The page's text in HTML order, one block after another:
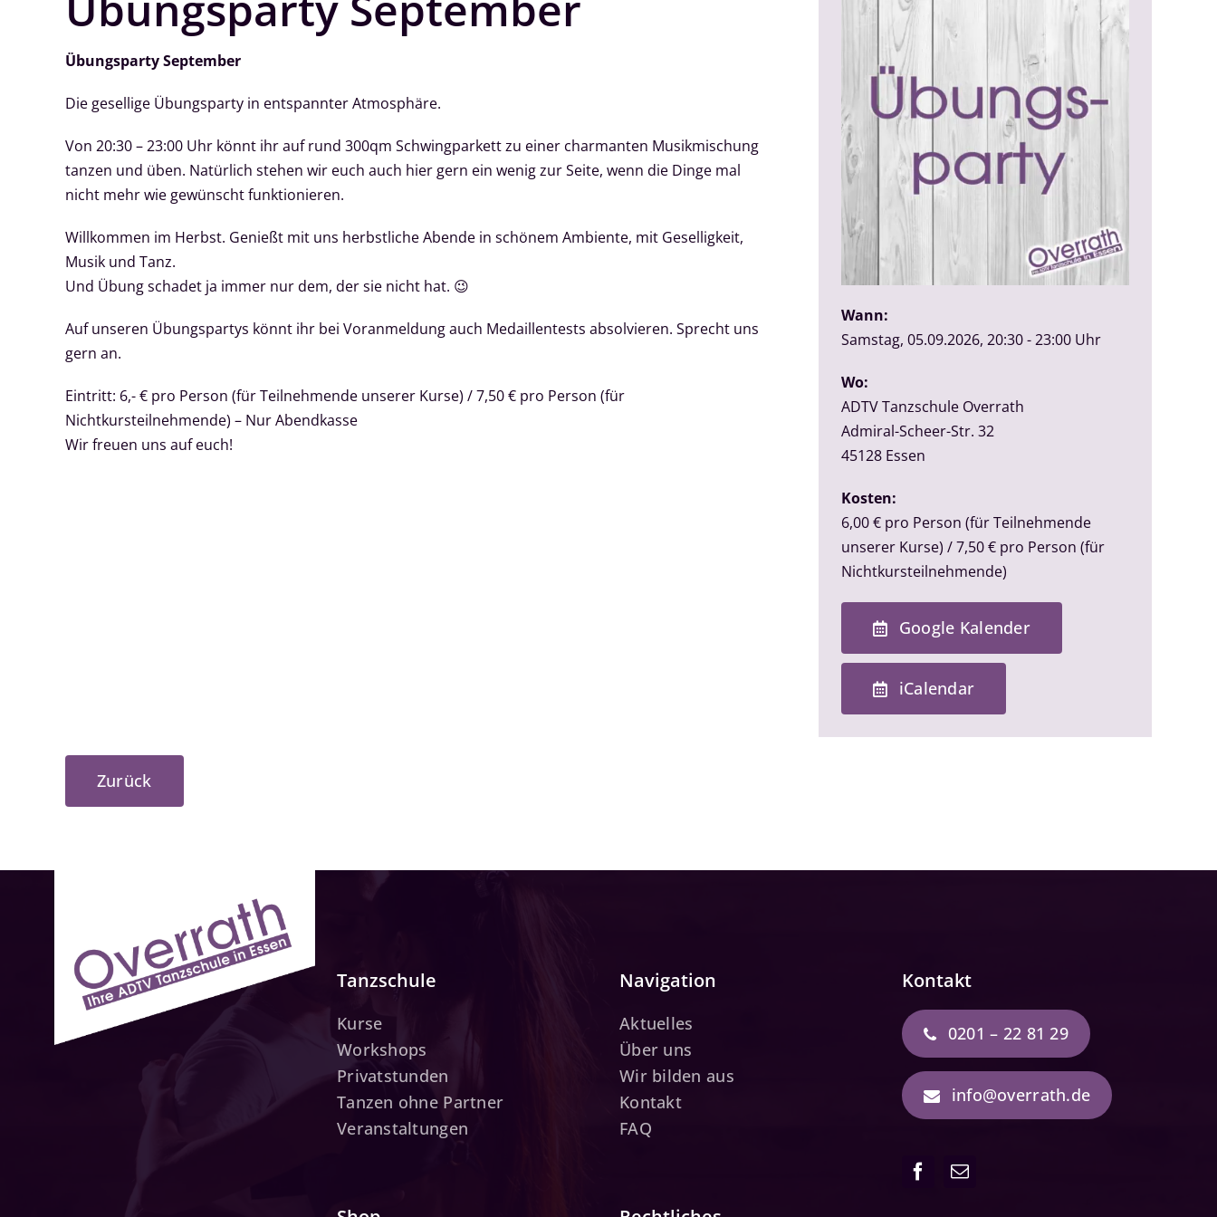
Übungsparty September
Die gesellige Übungsparty in entspannter Atmosphäre.
Von 20:30 – 23:00 Uhr könnt ihr auf rund 300qm Schwingparkett zu einer charmanten Musikmischung
tanzen und üben. Natürlich stehen wir euch auch hier gern ein wenig zur Seite, wenn die Dinge mal
nicht mehr wie gewünscht funktionieren.
Willkommen im Herbst. Genießt mit uns herbstliche Abende in schönem Ambiente, mit Geselligkeit,
Musik und Tanz.
Und Übung schadet ja immer nur dem, der sie nicht hat. 😉
Auf unseren Übungspartys könnt ihr bei Voranmeldung auch Medaillentests absolvieren. Sprecht uns
gern an.
Eintritt: 6,- € pro Person (für Teilnehmende unserer Kurse) / 7,50 € pro Person (für
Nichtkursteilnehmende) – Nur Abendkasse
Wir freuen uns auf euch!
Wann:
Samstag, 05.09.2026, 20:30 - 23:00 Uhr
Wo:
ADTV Tanzschule Overrath
Admiral-Scheer-Str. 32
45128 Essen
Kosten:
6,00 € pro Person (für Teilnehmende
unserer Kurse) / 7,50 € pro Person (für
Nichtkursteilnehmende)
Google Kalender
iCalendar
Zurück
Tanzschule
Kurse
Workshops
Privatstunden
Tanzen ohne Partner
Veranstaltungen
Navigation
Aktuelles
Über uns
Wir bilden aus
Kontakt
FAQ
Kontakt
0201 – 22 81 29
info@overrath.de